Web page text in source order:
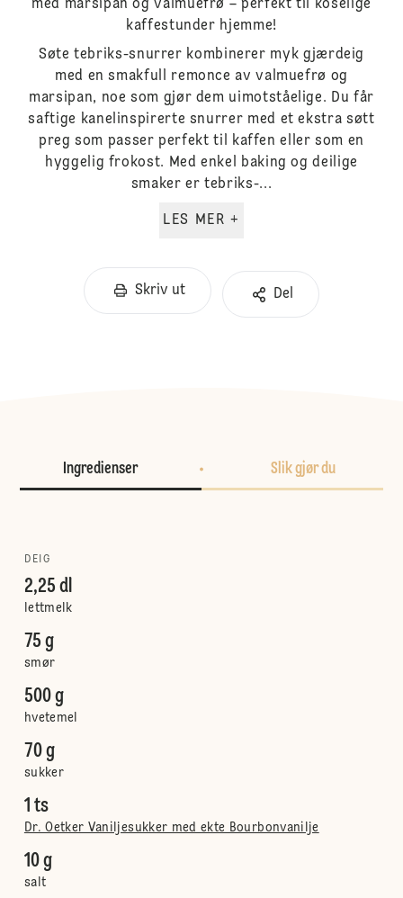
med marsipan og valmuefrø – perfekt til koselige
kaffestunder hjemme!
Søte tebriks-snurrer kombinerer myk gjærdeig
med en smakfull remonce av valmuefrø og
marsipan, noe som gjør dem uimotståelige. Du får
saftige kanelinspirerte snurrer med et ekstra søtt
preg som passer perfekt til kaffen eller som en
hyggelig frokost. Med enkel baking og deilige
smaker er tebriks-...
LES MER +
Skriv ut Del
Ingredienser Slik gjør du
DEIG
2,25 dl
lettmelk
75 g
smør
500 g
hvetemel
70 g
sukker
1 ts
Dr. Oetker Vaniljesukker med ekte Bourbonvanilje
10 g
salt